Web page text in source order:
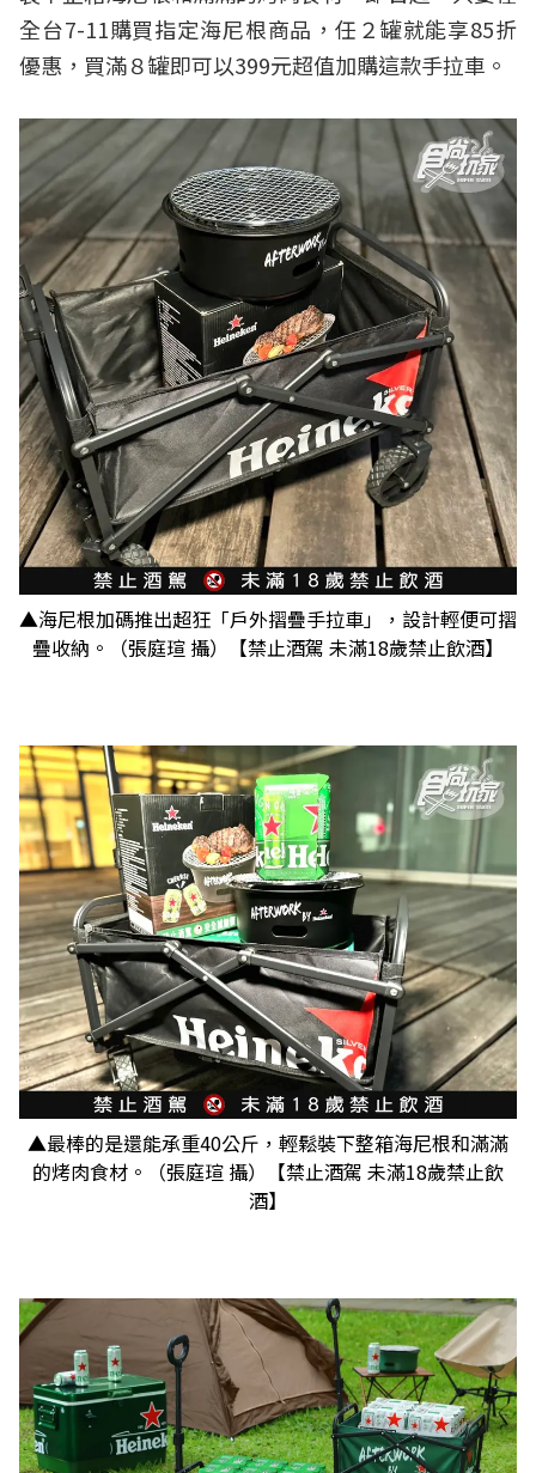
全台7-11購買指定海尼根商品，任２罐就能享85折
優惠，買滿８罐即可以399元超值加購這款手拉車。
▲海尼根加碼推出超狂「戶外摺疊手拉車」，設計輕便可摺
疊收納。（張庭瑄 攝）【禁止酒駕 未滿18歲禁止飲酒】
▲最棒的是還能承重40公斤，輕鬆裝下整箱海尼根和滿滿
的烤肉食材。（張庭瑄 攝）【禁止酒駕 未滿18歲禁止飲
酒】